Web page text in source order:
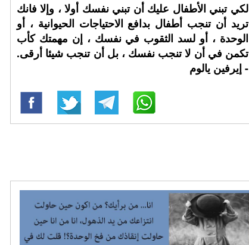
لكي تبني الأطفال عليك أن تبني نفسك أولا ، وإلا فانك
تريد أن تنجب أطفال بدافع الاحتياجات الحيوانية ، أو
الوحدة ، أو لسد الثقوب في نفسك ، إن مهمتك كأب
تكمن في أن لا تنجب نفسك ، بل أن تنجب شيئا أرقى.
- إيرفين يالوم